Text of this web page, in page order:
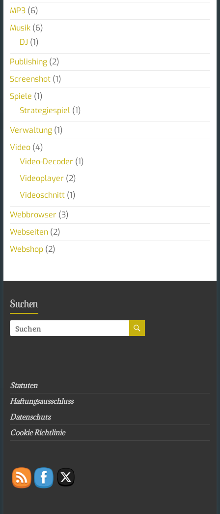
MP3(6)
Musik(6)
DJ (1)
Publishing(2)
Screenshot(1)
Spiele (1)
Strategiespiel(1)
Verwaltung(1)
Video(4)
Video-Decoder(1)
Videoplayer(2)
Videoschnitt(1)
Webbrowser(3)
Webseiten(2)
Webshop(2)
Suchen
Statuten
Haftungsausschluss
Datenschutz
Cookie Richtlinie